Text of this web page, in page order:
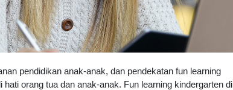
pendidikan anak-anak, dan pendekatan fun learning
orang tua dan anak-anak. Fun learning kindergarten di